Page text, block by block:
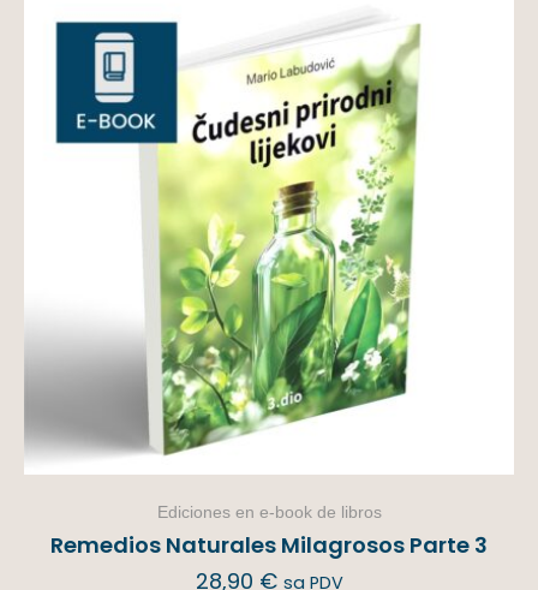
Ediciones en e-book de libros
Remedios Naturales Milagrosos Parte 3
28,90 € sa PDV